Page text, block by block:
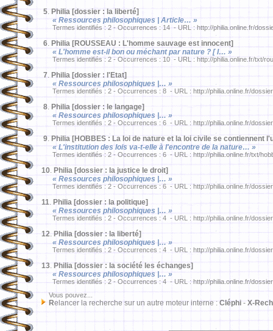
5. Philia [dossier : la liberté]
« Ressources philosophiques | Article… »
Termes identifiés : 2 - Occurrences : 14 - URL : http://philia.online.fr/
6. Philia [ROUSSEAU : L'homme sauvage est innocent]
« L'homme est-il bon ou méchant par nature ? [ I… »
Termes identifiés : 2 - Occurrences : 10 - URL : http://philia.online.fr/txt/
7. Philia [dossier : l'Etat]
« Ressources philosophiques |… »
Termes identifiés : 2 - Occurrences : 8 - URL : http://philia.online.fr/
8. Philia [dossier : le langage]
« Ressources philosophiques |… »
Termes identifiés : 2 - Occurrences : 6 - URL : http://philia.online.fr/
9. Philia [HOBBES : La loi de nature et la loi civile se contiennent
« L'institution des lois va-t-elle à l'encontre de la nature… »
Termes identifiés : 2 - Occurrences : 6 - URL : http://philia.online.fr/txt/
10. Philia [dossier : la justice le droit]
« Ressources philosophiques |… »
Termes identifiés : 2 - Occurrences : 6 - URL : http://philia.online.fr/
11. Philia [dossier : la politique]
« Ressources philosophiques |… »
Termes identifiés : 2 - Occurrences : 4 - URL : http://philia.online.fr/
12. Philia [dossier : la liberté]
« Ressources philosophiques |… »
Termes identifiés : 2 - Occurrences : 4 - URL : http://philia.online.fr/
13. Philia [dossier : la société les échanges]
« Ressources philosophiques |… »
Termes identifiés : 2 - Occurrences : 4 - URL : http://philia.online.fr/
Vous pouvez...
Relancer la recherche sur un autre moteur interne : Cléphi - X-